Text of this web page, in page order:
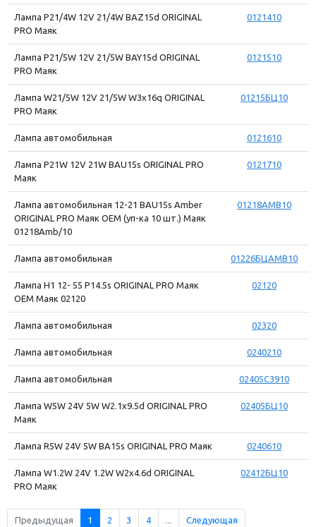
Лампа P21/4W 12V 21/4W BAZ15d ORIGINAL
PRO Маяк
0121410
Лампа P21/5W 12V 21/5W BAY15d ORIGINAL
PRO Маяк
0121510
Лампа W21/5W 12V 21/5W W3x16q ORIGINAL
PRO Маяк
01215БЦ10
Лампа автомобильная 0121610
Лампа P21W 12V 21W BAU15s ORIGINAL PRO
Маяк
0121710
Лампа автомобильная 12-21 BAU15s Amber
ORIGINAL PRO Маяк OEM (уп-ка 10 шт.) Маяк
01218Amb/10
01218AMB10
Лампа автомобильная 01226БЦAMB10
Лампа Н1 12- 55 P14.5s ORIGINAL PRO Маяк
OEM Маяк 02120
02120
Лампа автомобильная 02320
Лампа автомобильная 0240210
Лампа автомобильная 02405C3910
Лампа W5W 24V 5W W2.1x9.5d ORIGINAL PRO
Маяк
02405БЦ10
Лампа R5W 24V 5W BA15s ORIGINAL PRO Маяк 0240610
Лампа W1.2W 24V 1.2W W2x4.6d ORIGINAL
PRO Маяк
02412БЦ10
Предыдущая 1 2 3 4 ... Следующая